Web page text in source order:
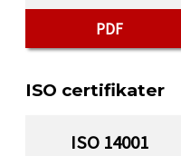
PDF
ISO certifikater
ISO 14001